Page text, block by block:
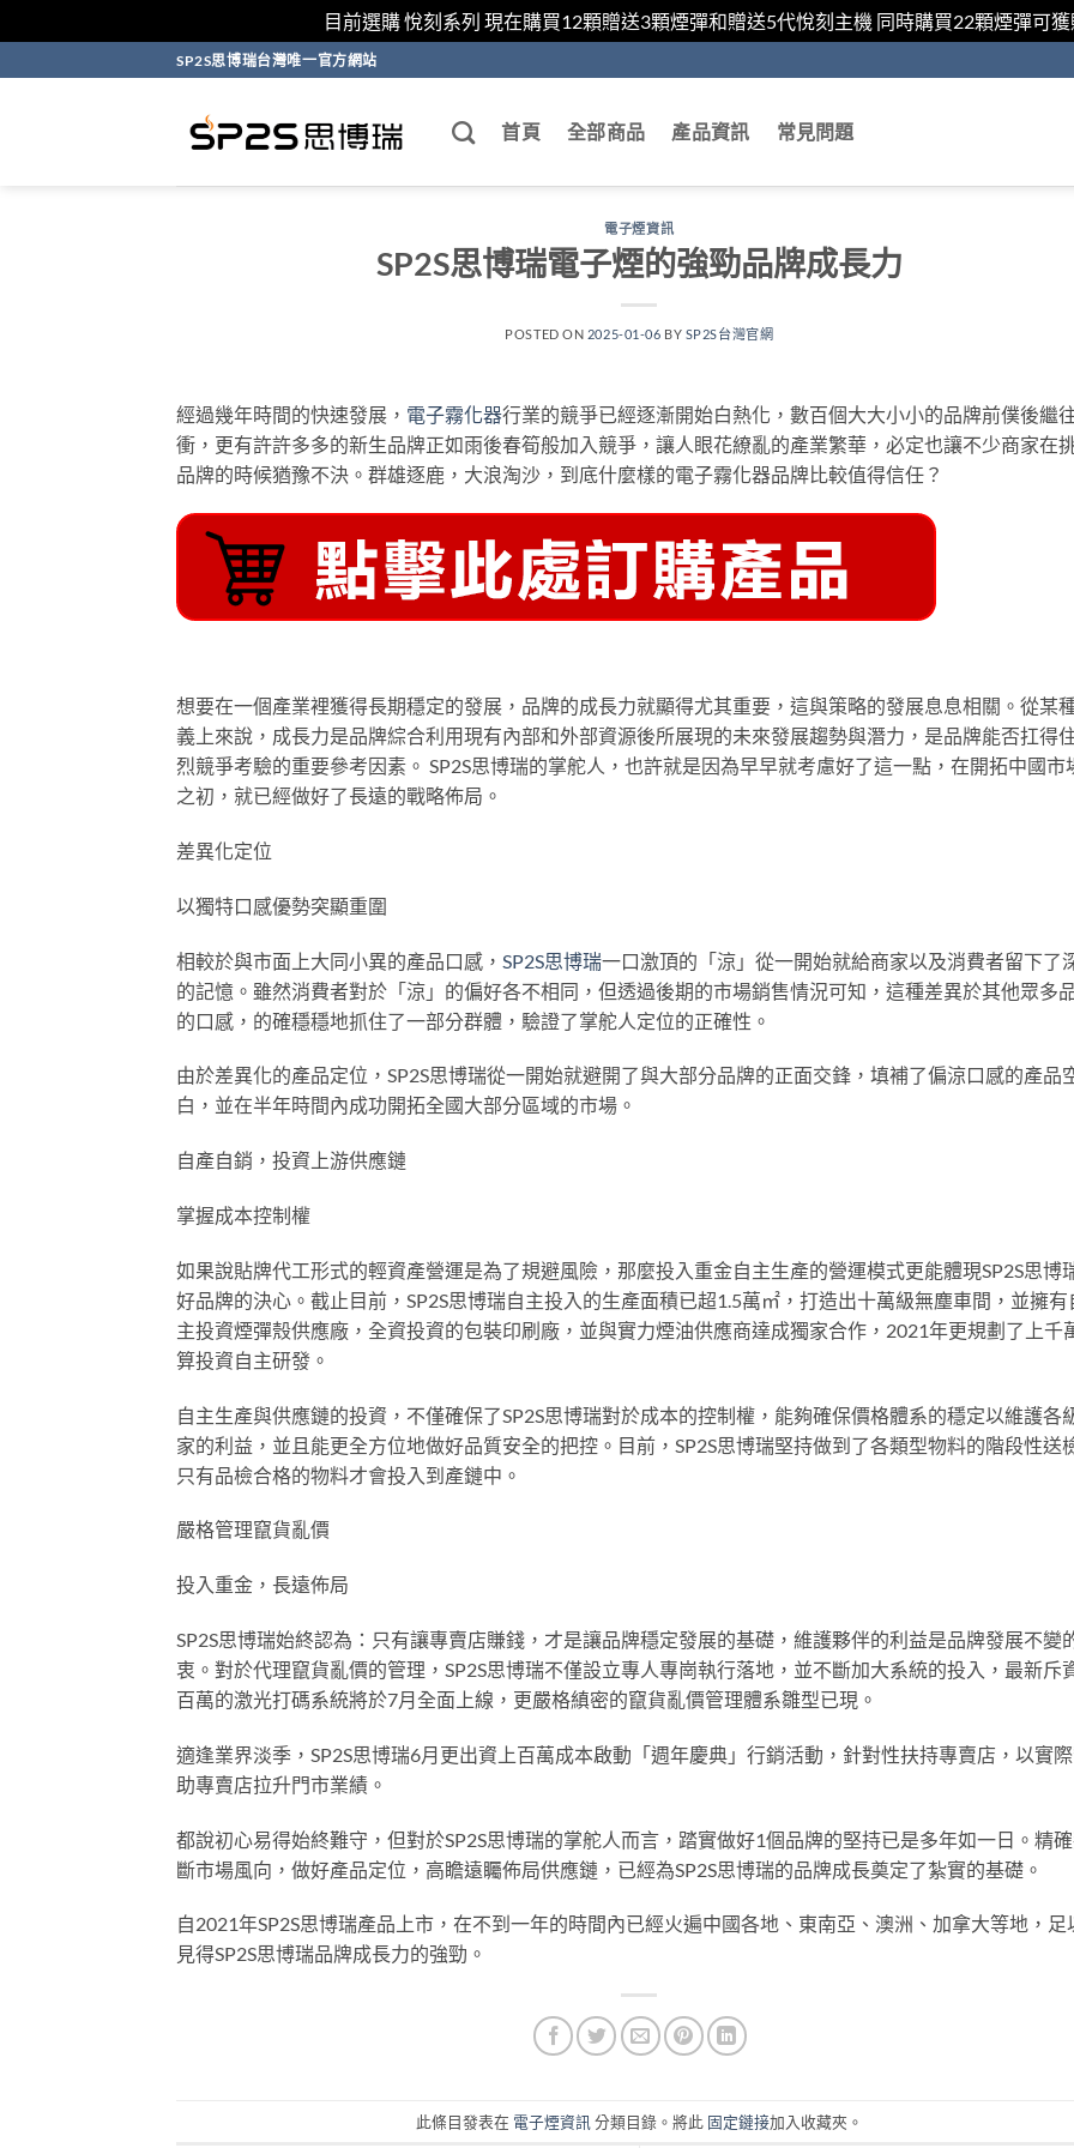
目前選購 悅刻系列 現在購買12顆贈送3顆煙彈和贈送5代悅刻主機 同時購買22顆煙彈可
轉
SP2S思博瑞台灣唯一官方網站
首頁 全部商品 產品資訊 常見問題
電子煙資訊
SP2S思博瑞電子煙的強勁品牌成長力
POSTED ON 2025-01-06 BY SP2S台灣官網
經過幾年時間的快速發展， 電子霧化器行業的競爭已經逐漸開始白熱化，數百個大大小小的品牌前僕後繼
衝，更有許許多多的新生品牌​​正如雨後春筍般加入競爭，讓人眼花繚亂的產業繁華，必定也讓不少商家在
品牌的時候猶豫不決。群雄逐鹿，大浪淘沙，到底什麼樣的電子霧化器品牌比較值得信任？
想要在一個產業裡獲得長期穩定的發展，品牌的成長力就顯得尤其重要，這與策略的發展息息相關。從某
義上來說，成長力是品牌綜合利用現有內部和外部資源後所展現的未來發展趨勢與潛力，是品牌能否扛得
烈競爭考驗的重要參考因素。 SP2S思博瑞的掌舵人，也許就是因為早早就考慮好了這一點，在開拓中國市
之初，就已經做好了長遠的戰略佈局。
差異化定位
以獨特口感優勢突顯重圍
相較於與市面上大同小異的產品口感， SP2S思博瑞一口激頂的「涼」從一開始就給商家以及消費者留下了
的記憶。雖然消費者對於「涼」的偏好各不相同，但透過後期的市場銷售情況可知，這種差異於其他眾多
的口感，的確穩穩地抓住了一部分群體，驗證了掌舵人定位的正確性。
由於差異化的產品定位，SP2S思博瑞從一開始就避開了與大部分品牌的正面交鋒，填補了偏涼口感的產品
白，並在半年時間內成功開拓全國大部分區域的市場。
自產自銷，投資上游供應鏈
掌握成本控制權
如果說貼牌代工形式的輕資產營運是為了規避風險，那麼投入重金自主生產的營運模式更能體現SP2S思博
好品牌的決心。截止目前，SP2S思博瑞自主投入的生產面積已超1.5萬㎡，打造出十萬級無塵車間，並擁有
主投資煙彈殼供應廠，全資投資的包裝印刷廠，並與實力煙油供應商達成獨家合作，2021年更規劃了上千
算投資自主研發。
自主生產與供應鏈的投資，不僅確保了SP2S思博瑞對於成本的控制權，能夠確保價格體系的穩定以維護各
家的利益，並且能更全方位地做好品質安全的把控。目前，SP2S思博瑞堅持做到了各類型物料的階段性送
只有品檢合格的物料才會投入到產鏈中。
嚴格管理竄貨亂價
投入重金，長遠佈局
SP2S思博瑞始終認為：只有讓專賣店賺錢，才是讓品牌穩定發展的基礎，維護夥伴的利益是品牌發展不變
衷。對於代理竄貨亂價的管理，SP2S思博瑞不僅設立專人專崗執行落地，並不斷加大系統的投入，最新斥
百萬的激光打碼系統將於7月全面上線，更嚴格縝密的竄貨亂價管理體系雛型已現。
適逢業界淡季，SP2S思博瑞6月更出資上百萬成本啟動「週年慶典」行銷活動，針對性扶持專賣店，以實
助專賣店拉升門市業績。
都說初心易得始終難守，但對於SP2S思博瑞的掌舵人而言，踏實做好1個品牌的堅持已是多年如一日。精
斷市場風向，做好產品定位，高瞻遠矚佈局供應鏈，已經為SP2S思博瑞的品牌成長奠定了紮實的基礎。
自2021年SP2S思博瑞產品上市，在不到一年的時間內已經火遍中國各地、東南亞、澳洲、加拿大等地，足
見得SP2S思博瑞品牌成長力的強勁。
此條目發表在 電子煙資訊 分類目錄。將此 固定鏈接加入收藏夾。